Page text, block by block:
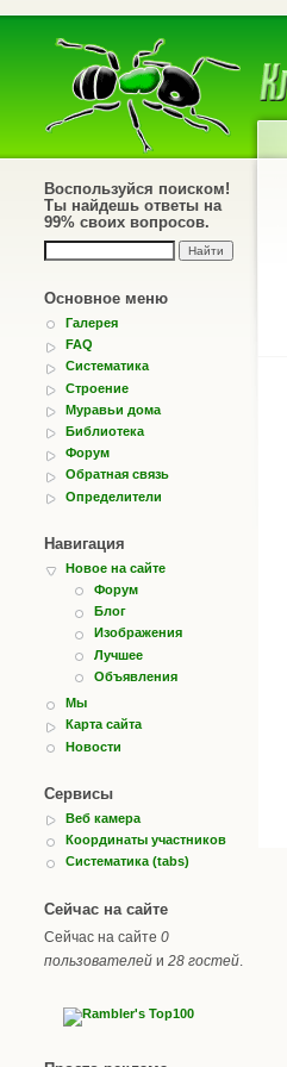
Воспользуйся поиском!
Ты найдешь ответы на
99% своих вопросов.
Основное меню
Галерея
FAQ
Систематика
Строение
Муравьи дома
Библиотека
Форум
Обратная связь
Определители
Навигация
Новое на сайте
Форум
Блог
Изображения
Лучшее
Объявления
Мы
Карта сайта
Новости
Сервисы
Веб камера
Координаты участников
Систематика (tabs)
Сейчас на сайте
Сейчас на сайте 0
пользователей и 28 гостей